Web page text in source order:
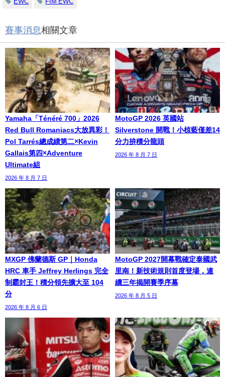
EWC FIM EWC
賽事消息相關文章
Yamaha「Ténéré 700」2026
Red Bull Romaniacs大放異彩！
Pol Tarrés總成績第二×Kevin
Gallais第四×Adventure
Ultimate組
2026 年 8 月 7 日
MotoGP 2026 英國站
Silverstone 開戰！小椋藍僅差14
分力拚積分龍頭
2026 年 8 月 7 日
MXGP 佛蘭德斯 GP｜Honda
HRC 車手 Jeffrey Herlings 完全
制霸封王！積分領先擴大至 104
分
2026 年 8 月 6 日
MotoGP 2027開幕戰確定泰國武
里南！新技術規則首度登場，連
續三年揭開賽季序幕
2026 年 8 月 5 日